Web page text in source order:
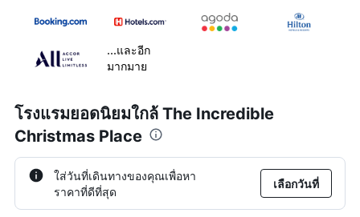
...และอีก
มากมาย
โรงแรมยอดนิยมใกล้ The Incredible
Christmas Place
ใส่วันที่เดินทางของคุณเพื่อหา
ราคาที่ดีที่สุด
เลือกวันที่